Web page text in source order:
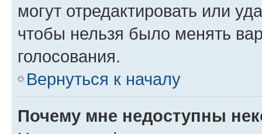
могут отредактировать или
чтобы нельзя было менять
голосования.
Вернуться к началу
Почему мне недоступны